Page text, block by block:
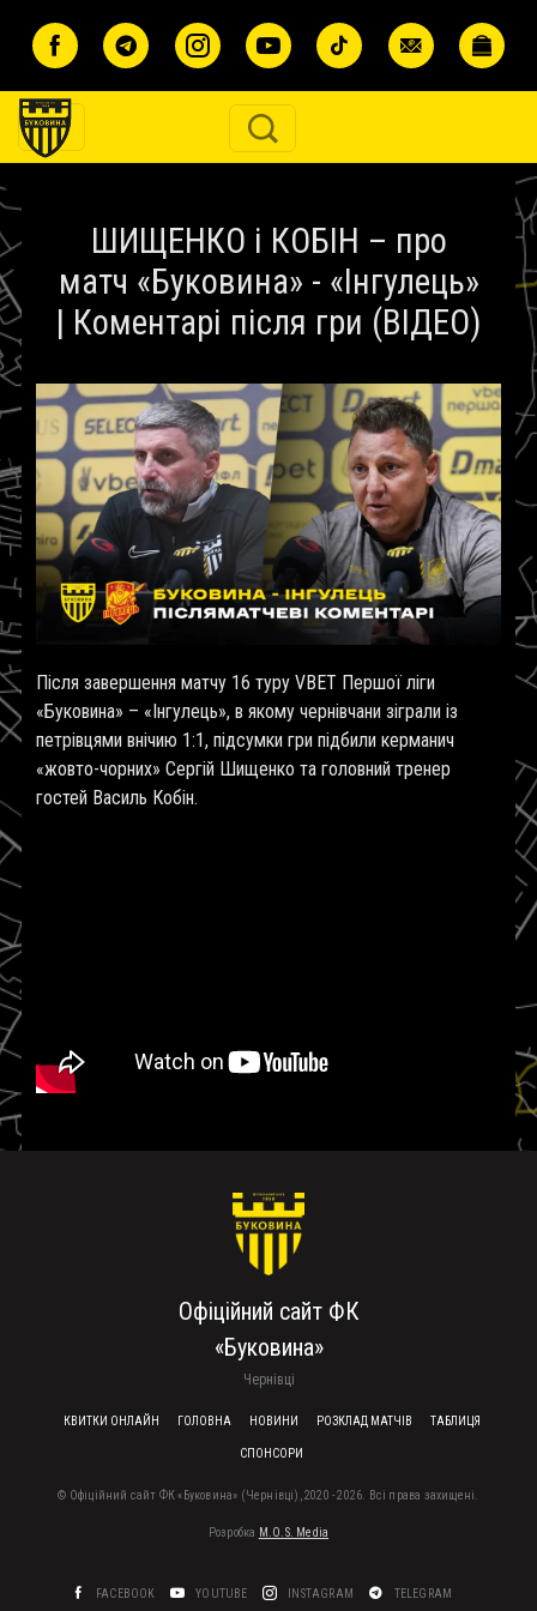
ШИЩЕНКО і КОБІН – про
матч «Буковина» - «Інгулець»
| Коментарі після гри (ВІДЕО)
Після завершення матчу 16 туру VBET Першої ліги
«Буковина» – «Інгулець», в якому чернівчани зіграли із
петрівцями внічию 1:1, підсумки гри підбили керманич
«жовто-чорних» Сергій Шищенко та головний тренер
гостей Василь Кобін.
Офіційний сайт ФК
«Буковина»
Чернівці
FOOTER MENU
КВИТКИ ОНЛАЙН ГОЛОВНА НОВИНИ РОЗКЛАД МАТЧІВ ТАБЛИЦЯ
СПОНСОРИ
© Офіційний сайт ФК «Буковина» (Чернівці), 2020 - 2026. Всі права захищені.
Розробка M.O.S. Media
FACEBOOK YOUTUBE INSTAGRAM TELEGRAM